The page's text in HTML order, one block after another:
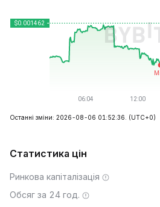
Останні зміни: 2026-08-06 01:52:36. (UTC+0)
Статистика цін
Ринкова капіталізація
Обсяг за 24 год.